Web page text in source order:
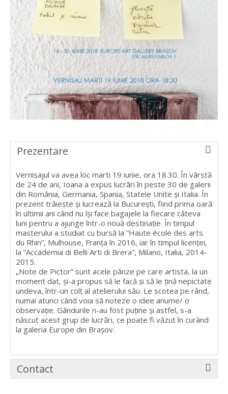
Prezentare
Vernisajul va avea loc marti 19 iunie, ora 18.30. În vârstă
de 24 de ani, Ioana a expus lucrări în peste 30 de galerii
din România, Germania, Spania, Statele Unite și Italia. În
prezent trăiește și lucrează la București, fiind prima oară
în ultimii ani când nu își face bagajele la fiecare câteva
luni pentru a ajunge într-o nouă destinație. În timpul
masterului a studiat cu bursă la ”Haute école des arts
du Rhin”, Mulhouse, Franța în 2016, iar în timpul licenței,
la ”Accademia di Belli Arti di Brera”, Milano, Italia, 2014-
2015.
„Note de Pictor” sunt acele pânze pe care artista, la un
moment dat, și-a propus să le facă și să le țină nepictate
undeva, într-un colț al atelierului său. Le scotea pe rând,
numai atunci când voia să noteze o idee anume/ o
observație. Gândurile n-au fost puține și astfel, s-a
născut acest grup de lucrări, ce poate fi văzut în curând
la galeria Europe din Brașov.
Contact